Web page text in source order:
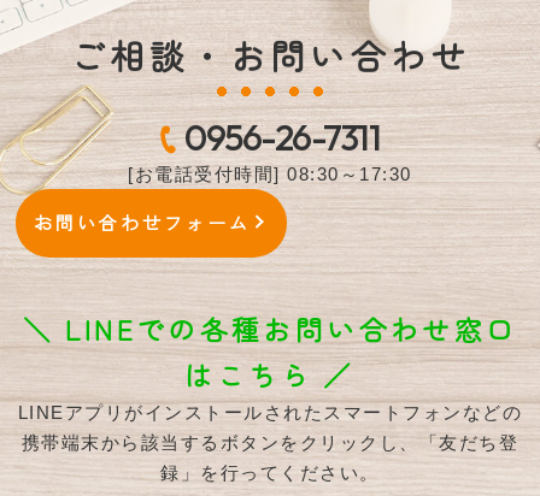
ご相談・お問い合わせ
0956-26-7311
[お電話受付時間] 08:30～17:30
お問い合わせフォーム
＼ LINEでの各種お問い合わせ窓口
はこちら ／
LINEアプリがインストールされたスマートフォンなどの
携帯端末から該当するボタンをクリックし、「友だち登
録」を行ってください。